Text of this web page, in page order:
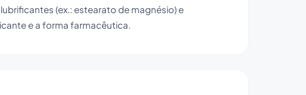
(ex.: estearato de magnésio) e
e a forma farmacêutica.